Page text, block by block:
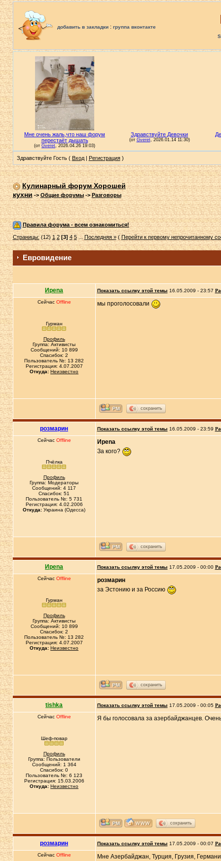
добавить в закладки: группа вконтакте
Здравствуйте Гость ( Вход| Регистрация)
Кулинарный форум Хорошей
кухни->Общие форумы-> Разговоры
Правила форума - всем ознакомиться!
Страницы:(12)1 2 [3] 4 5...Последняя »(Перейти к первому непрочитанному
Евровидение
Иpena Показать ссылку этой темы 16.05.2009 - 23:57
Сейчас Offline
Гурман
Профиль
Группа: Активисты
Сообщений: 10 899
Спасибок: 2
Пользователь №: 13 282
Регистрация: 4.07.2007
Откуда: Неизвестно
мы проголосовали
сохранить
розмарин Показать ссылку этой темы 16.05.2009 - 23:59
Сейчас Offline
Пчёлка
Профиль
Группа: Модераторы
Сообщений: 4 117
Спасибок: 51
Пользователь №: 5 731
Регистрация: 4.02.2006
Откуда: Украина (Одесса)
Иpena
За кого?
сохранить
Иpena Показать ссылку этой темы 17.05.2009 - 00:00
Сейчас Offline
Гурман
Профиль
Группа: Активисты
Сообщений: 10 899
Спасибок: 2
Пользователь №: 13 282
Регистрация: 4.07.2007
Откуда: Неизвестно
розмарин
за Эстонию и за Россию
сохранить
tishka Показать ссылку этой темы 17.05.2009 - 00:05
Сейчас Offline
Шеф-повар
Профиль
Группа: Пользователи
Сообщений: 1 364
Спасибок: 0
Пользователь №: 6 123
Регистрация: 15.03.2006
Откуда: Неизвестно
Я бы голосовала за азербайджанцев.
сохранить
розмарин Показать ссылку этой темы 17.05.2009 - 00:07
Сейчас Offline Мне Азербайджан, Турция, Грузия,